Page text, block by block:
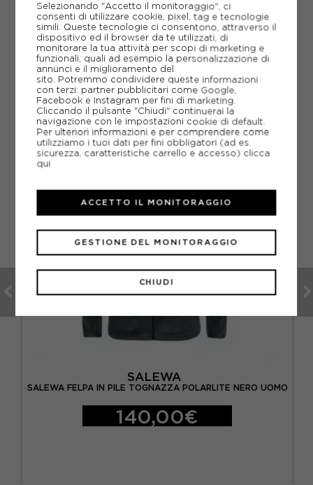
SCHEDA TECNICA
GUIDA ALLE TAGLIE
CONSIGLIATI DA NOI
SALEWA
SALEWA FELPA IN PILE TOGNAZZA POLARLITE NERO UOMO
140,00€
Selezionando "Accetto il monitoraggio", ci
consenti di utilizzare cookie, pixel, tag e tecnologie
simili. Queste tecnologie ci consentono, attraverso il
dispositivo ed il browser da te utilizzati, di
monitorare la tua attività per scopi di marketing e
funzionali, quali ad esempio la personalizzazione di
annunci e il miglioramento del
sito. Potremmo condividere queste informazioni
con terzi: partner pubblicitari come Google,
Facebook e Instagram per fini di marketing.
Cliccando il pulsante "Chiudi" continuerai la
navigazione con le impostazioni cookie di default.
Per ulteriori informazioni e per comprendere come
utilizziamo i tuoi dati per fini obbligatori (ad es.
sicurezza, caratteristiche carrello e accesso) clicca
qui
CHIUDI
GESTIONE DEL MONITORAGGIO
ACCETTO IL MONITORAGGIO